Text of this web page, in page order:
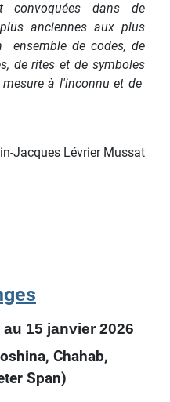
convoquées dans de
anciennes aux plus
ensemble de codes, de
de rites et de symboles
à l'inconnu et de
Jacques Lévrier Mussat
15 janvier 2026
Chahab,
Span)